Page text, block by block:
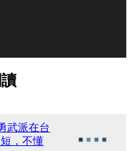
武派在台
，不懂